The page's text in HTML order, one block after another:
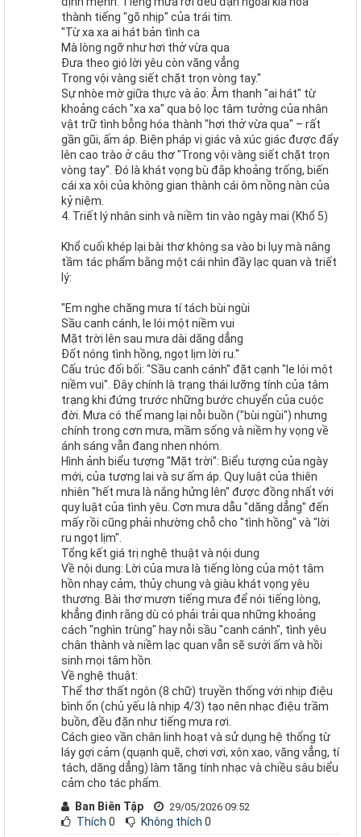
thành tiếng "gõ nhịp" của trái tim.
"Từ xa xa ai hát bản tình ca
Mà lòng ngỡ như hơi thở vừa qua
Đưa theo gió lời yêu còn văng vẳng
Trong vội vàng siết chặt trọn vòng tay."
Sự nhòe mờ giữa thực và ảo: Âm thanh "ai hát" từ
khoảng cách "xa xa" qua bộ lọc tâm tưởng của nhân
vật trữ tình bỗng hóa thành "hơi thở vừa qua" – rất
gần gũi, ấm áp. Biện pháp vị giác và xúc giác được đẩy
lên cao trào ở câu thơ "Trong vội vàng siết chặt trọn
vòng tay". Đó là khát vọng bù đắp khoảng trống, biến
cái xa xôi của không gian thành cái ôm nồng nàn của
kỷ niệm.
4. Triết lý nhân sinh và niềm tin vào ngày mai (Khổ 5)
Khổ cuối khép lại bài thơ không sa vào bi lụy mà nâng
tầm tác phẩm bằng một cái nhìn đầy lạc quan và triết
lý:
"Em nghe chăng mưa tí tách bùi ngùi
Sầu canh cánh, le lói một niềm vui
Mặt trời lên sau mưa dài dăng dẳng
Đốt nóng tình hồng, ngọt lịm lời ru."
Cấu trúc đối bối: "Sầu canh cánh" đặt cạnh "le lói một
niềm vui". Đây chính là trạng thái lưỡng tính của tâm
trạng khi đứng trước những bước chuyển của cuộc
đời. Mưa có thể mang lại nỗi buồn ("bùi ngùi") nhưng
chính trong cơn mưa, mầm sống và niềm hy vọng về
ánh sáng vẫn đang nhen nhóm.
Hình ảnh biểu tượng "Mặt trời": Biểu tượng của ngày
mới, của tương lai và sự ấm áp. Quy luật của thiên
nhiên "hết mưa là nắng hửng lên" được đồng nhất với
quy luật của tình yêu. Cơn mưa dẫu "dăng dẳng" đến
mấy rồi cũng phải nhường chỗ cho "tình hồng" và "lời
ru ngọt lịm".
Tổng kết giá trị nghệ thuật và nội dung
Về nội dung: Lời của mưa là tiếng lòng của một tâm
hồn nhạy cảm, thủy chung và giàu khát vọng yêu
thương. Bài thơ mượn tiếng mưa để nói tiếng lòng,
khẳng định rằng dù có phải trải qua những khoảng
cách "nghìn trùng" hay nỗi sầu "canh cánh", tình yêu
chân thành và niềm lạc quan vẫn sẽ sưởi ấm và hồi
sinh mọi tâm hồn.
Về nghệ thuật:
Thể thơ thất ngôn (8 chữ) truyền thống với nhịp điệu
bình ổn (chủ yếu là nhịp 4/3) tạo nên nhạc điệu trầm
buồn, đều đặn như tiếng mưa rơi.
Cách gieo vần chân linh hoạt và sử dụng hệ thống từ
láy gợi cảm (quạnh quẽ, chơi vơi, xôn xao, văng vẳng, tí
tách, dăng dẳng) làm tăng tính nhạc và chiều sâu biểu
cảm cho tác phẩm.
Ban Biên Tập
29/05/2026 09:52
Thích 0 Không thích 0